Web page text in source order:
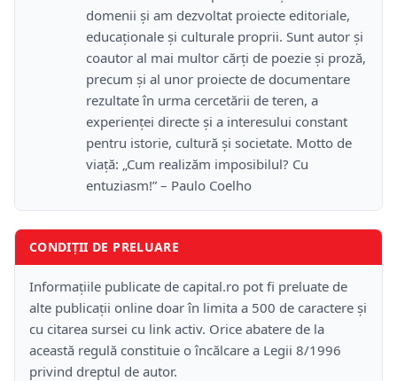
domenii și am dezvoltat proiecte editoriale,
educaționale și culturale proprii. Sunt autor și
coautor al mai multor cărți de poezie și proză,
precum și al unor proiecte de documentare
rezultate în urma cercetării de teren, a
experienței directe și a interesului constant
pentru istorie, cultură și societate. Motto de
viață: „Cum realizăm imposibilul? Cu
entuziasm!” – Paulo Coelho
CONDIȚII DE PRELUARE
Informațiile publicate de capital.ro pot fi preluate de
alte publicații online doar în limita a 500 de caractere și
cu citarea sursei cu link activ. Orice abatere de la
această regulă constituie o încălcare a Legii 8/1996
privind dreptul de autor.